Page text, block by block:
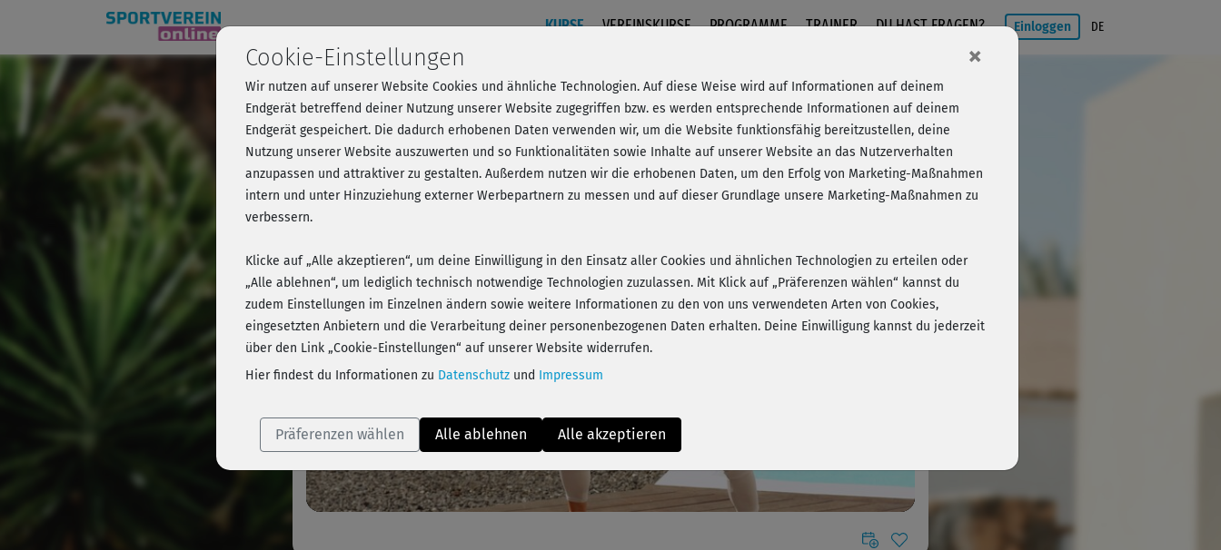
KURSE VEREINSKURSE PROGRAMME TRAINER DU HAST FRAGEN? Einloggen DE
Fatburner Fun - Street
Play
Video
Kursvorschau - Anmelden und alles trainieren! Einloggen
Cookie-Einstellungen ×
Wir nutzen auf unserer Website Cookies und ähnliche Technologien. Auf diese Weise wird auf Informationen auf deinem
Endgerät betreffend deiner Nutzung unserer Website zugegriffen bzw. es werden entsprechende Informationen auf deinem
Endgerät gespeichert. Die dadurch erhobenen Daten verwenden wir, um die Website funktionsfähig bereitzustellen, deine
Nutzung unserer Website auszuwerten und so Funktionalitäten sowie Inhalte auf unserer Website an das Nutzerverhalten
anzupassen und attraktiver zu gestalten. Außerdem nutzen wir die erhobenen Daten, um den Erfolg von Marketing-Maßnahmen
intern und unter Hinzuziehung externer Werbepartnern zu messen und auf dieser Grundlage unsere Marketing-Maßnahmen zu
verbessern.
Klicke auf „Alle akzeptieren“, um deine Einwilligung in den Einsatz aller Cookies und ähnlichen Technologien zu erteilen oder
„Alle ablehnen“, um lediglich technisch notwendige Technologien zuzulassen. Mit Klick auf „Präferenzen wählen“ kannst du
zudem Einstellungen im Einzelnen ändern sowie weitere Informationen zu den von uns verwendeten Arten von Cookies,
eingesetzten Anbietern und die Verarbeitung deiner personenbezogenen Daten erhalten. Deine Einwilligung kannst du jederzeit
über den Link „Cookie-Einstellungen“ auf unserer Website widerrufen.
Hier findest du Informationen zu Datenschutz und Impressum
Präferenzen wählen Alle ablehnen Alle akzeptieren